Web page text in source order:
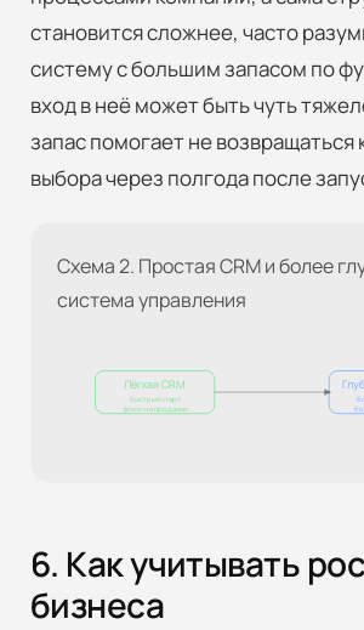
становится сложнее, часто
систему с большим запасом по
вход в неё может быть чуть
запас помогает не возвращаться
выбора через полгода после
Схема 2. Простая CRM и более
система управления
Лёгкая CRM
быстрый старт
фокус на продажах
6. Как учитывать
бизнеса